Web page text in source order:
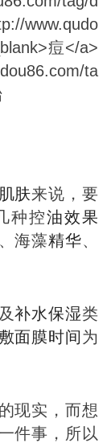
肌肤来说，要
种控油效果
海藻精华、
补水保湿类
敷面膜时间为
现实，而想
件事，所以